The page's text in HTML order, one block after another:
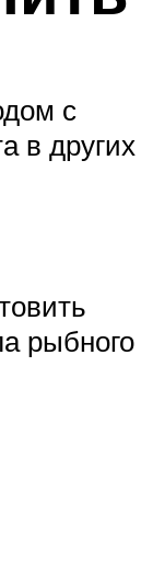
с
в других
рыбного